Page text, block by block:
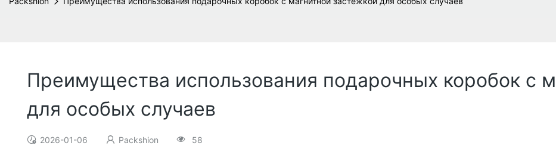
Преимущества использования подарочных коробок с
для особых случаев
2026-01-06 Packshion 58